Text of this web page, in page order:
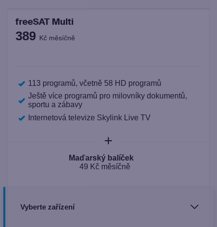
freeSAT Multi
389 Kč měsíčně
113 programů, včetně 58 HD programů
Ještě více programů pro milovníky dokumentů,
sportu a zábavy
Internetová televize Skylink Live TV
+
Maďarský balíček
49 Kč měsíčně
Vyberte zařízení